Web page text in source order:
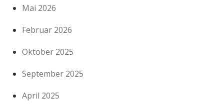
Mai 2026
Februar 2026
Oktober 2025
September 2025
April 2025